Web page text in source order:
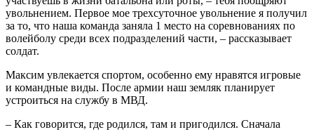
увольнением. Первое мое трехсуточное увольнение я получил
за то, что наша команда заняла 1 место на соревнованиях по
волейболу среди всех подразделений части, – рассказывает
солдат.
Максим увлекается спортом, особенно ему нравятся игровые
и командные виды. После армии наш земляк планирует
устроиться на службу в МВД.
– Как говорится, где родился, там и пригодился. Сначала